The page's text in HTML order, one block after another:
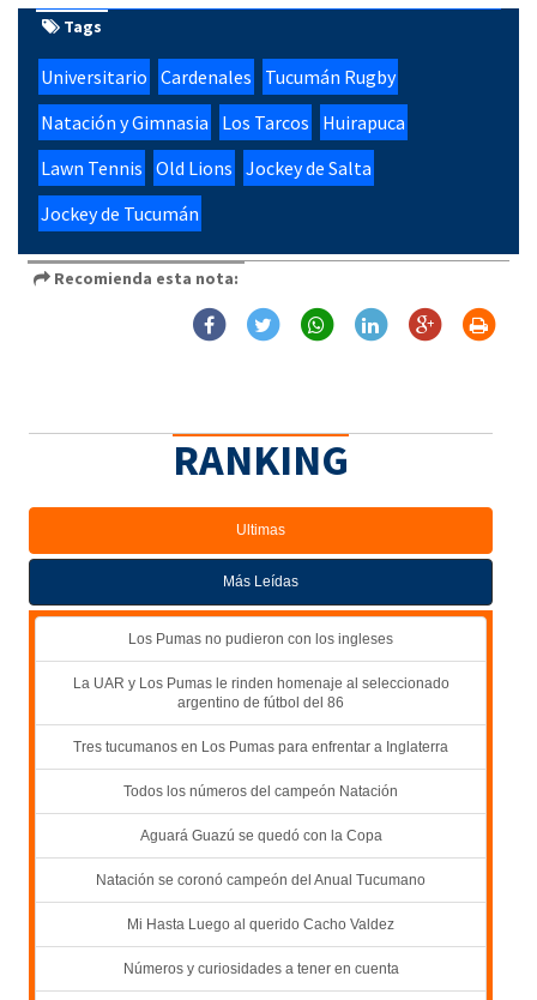
Tags
Universitario Cardenales
Tucumán Rugby
Natación y Gimnasia
Los Tarcos
Huirapuca
Lawn Tennis Old Lions Jockey de Salta
Jockey de Tucumán
Recomienda esta nota:
RANKING
Ultimas
Más Leídas
Los Pumas no pudieron con los ingleses
La UAR y Los Pumas le rinden homenaje al seleccionado
argentino de fútbol del 86
Tres tucumanos en Los Pumas para enfrentar a Inglaterra
Todos los números del campeón Natación
Aguará Guazú se quedó con la Copa
Natación se coronó campeón del Anual Tucumano
Mi Hasta Luego al querido Cacho Valdez
Números y curiosidades a tener en cuenta